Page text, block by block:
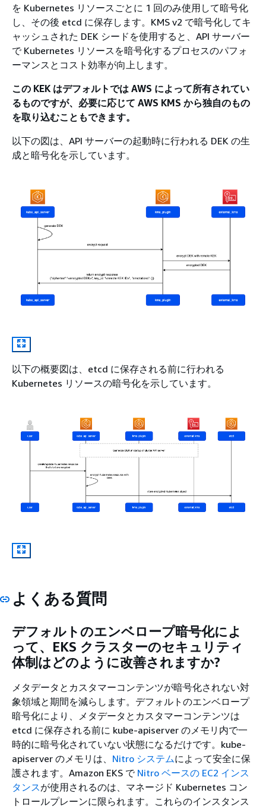
を Kubernetes リソースごとに 1 回のみ使用して暗号化
し、その後 etcd に保存します。KMS v2 で暗号化してキ
ャッシュされた DEK シードを使用すると、API サーバー
で Kubernetes リソースを暗号化するプロセスのパフォ
ーマンスとコスト効率が向上します。
この KEK はデフォルトでは AWS によって所有されてい
るものですが、必要に応じて AWS KMS から独自のもの
を取り込むこともできます。
以下の図は、API サーバーの起動時に行われる DEK の生
成と暗号化を示しています。
以下の概要図は、etcd に保存される前に行われる
Kubernetes リソースの暗号化を示しています。
よくある質問
デフォルトのエンベロープ暗号化によ
って、EKS クラスターのセキュリティ
体制はどのように改善されますか?
メタデータとカスタマーコンテンツが暗号化されない対
象領域と期間を減らします。デフォルトのエンベロープ
暗号化により、メタデータとカスタマーコンテンツは
etcd に保存される前に kube-apiserver のメモリ内で一
時的に暗号化されていない状態になるだけです。kube-
apiserver のメモリは、 Nitro システムによって安全に保
護されます。Amazon EKS で Nitro ベースの EC2 インス
タンスが使用されるのは、マネージド Kubernetes コン
トロールプレーンに限られます。これらのインスタンス